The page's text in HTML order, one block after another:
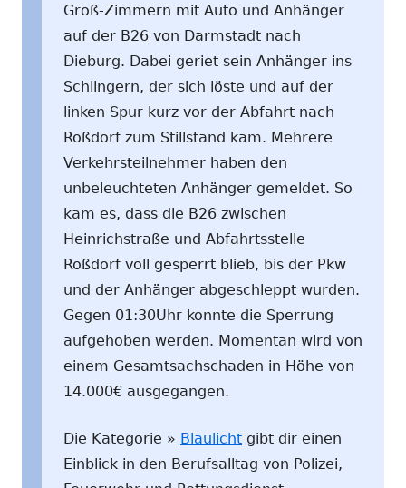
Groß-Zimmern mit Auto und Anhänger
auf der B26 von Darmstadt nach
Dieburg. Dabei geriet sein Anhänger ins
Schlingern, der sich löste und auf der
linken Spur kurz vor der Abfahrt nach
Roßdorf zum Stillstand kam. Mehrere
Verkehrsteilnehmer haben den
unbeleuchteten Anhänger gemeldet. So
kam es, dass die B26 zwischen
Heinrichstraße und Abfahrtsstelle
Roßdorf voll gesperrt blieb, bis der Pkw
und der Anhänger abgeschleppt wurden.
Gegen 01:30Uhr konnte die Sperrung
aufgehoben werden. Momentan wird von
einem Gesamtsachschaden in Höhe von
14.000€ ausgegangen.
Die Kategorie » Blaulicht gibt dir einen
Einblick in den Berufsalltag von Polizei,